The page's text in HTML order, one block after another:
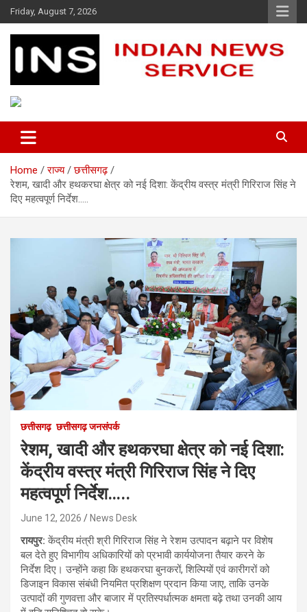
Skip
to
content
Friday, August 7, 2026
Indian News Service
Home राज्य
छत्तीसगढ़
रेशम, खादी और हथकरघा क्षेत्र को नई दिशा: केंद्रीय वस्त्र मंत्री गिरिराज सिंह ने
दिए महत्वपूर्ण निर्देश…..
छत्तीसगढ़ छत्तीसगढ़ जनसंपर्क
रेशम, खादी और हथकरघा क्षेत्र को नई दिशा:
केंद्रीय वस्त्र मंत्री गिरिराज सिंह ने दिए
महत्वपूर्ण निर्देश…..
June 12, 2026 News Desk
रायपुर:केंद्रीय मंत्री श्री गिरिराज सिंह ने रेशम उत्पादन बढ़ाने पर विशेष
बल देते हुए विभागीय अधिकारियों को प्रभावी कार्ययोजना तैयार करने के
निर्देश दिए। उन्होंने कहा कि हथकरघा बुनकरों, शिल्पियों एवं कारीगरों को
डिजाइन विकास संबंधी नियमित प्रशिक्षण प्रदान किया जाए, ताकि उनके
उत्पादों की गुणवत्ता और बाजार में प्रतिस्पर्धात्मक क्षमता बढ़े तथा उनकी आय